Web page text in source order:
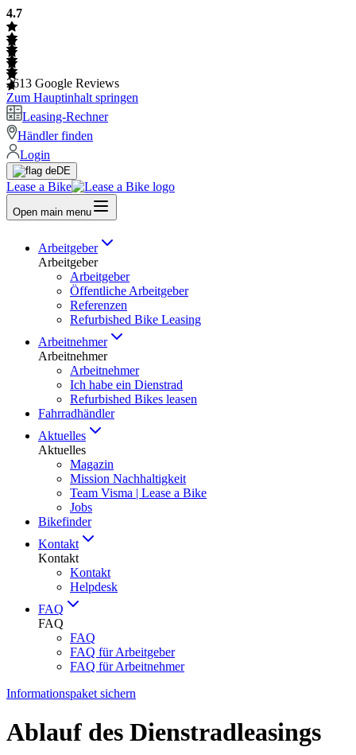
4.7
2613 Google Reviews
Zum Hauptinhalt springen
Leasing-Rechner
Händler finden
Login
DE
Lease a Bike
Open main menu
Arbeitgeber
Arbeitgeber
Arbeitgeber
Öffentliche Arbeitgeber
Referenzen
Refurbished Bike Leasing
Arbeitnehmer
Arbeitnehmer
Arbeitnehmer
Ich habe ein Dienstrad
Refurbished Bikes leasen
Fahrradhändler
Aktuelles
Aktuelles
Magazin
Mission Nachhaltigkeit
Team Visma | Lease a Bike
Jobs
Bikefinder
Kontakt
Kontakt
Kontakt
Helpdesk
FAQ
FAQ
FAQ
FAQ für Arbeitgeber
FAQ für Arbeitnehmer
Informationspaket sichern
Ablauf des Dienstradleasings